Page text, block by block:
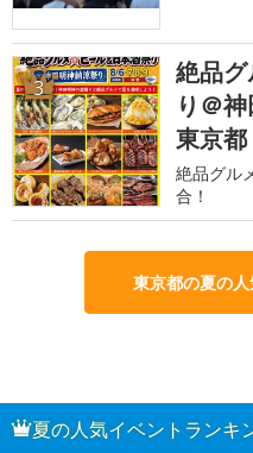
3
絶品
り＠
東京都
絶品グル
合！
東京都の夏の
夏の人気イベントランキ